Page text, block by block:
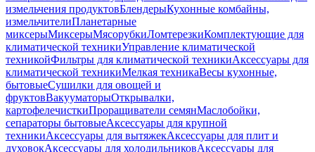
измельчения продуктовБлендерыКухонные комбайны,
измельчителиПланетарные
миксерыМиксерыМясорубкиЛомтерезкиКомплектующие для
климатической техникиУправление климатической
техникойФильтры для климатической техникиАксессуары для
климатической техникиМелкая техникаВесы кухонные,
бытовыеСушилки для овощей и
фруктовВакууматорыОткрывалки,
картофелечисткиПроращиватели семянМаслобойки,
сепараторы бытовыеАксессуары для крупной
техникиАксессуары для вытяжекАксессуары для плит и
духовокАксессуары для холодильниковАксессуары для